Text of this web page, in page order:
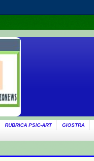
RUBRICA PSIC-ART GIOSTRA